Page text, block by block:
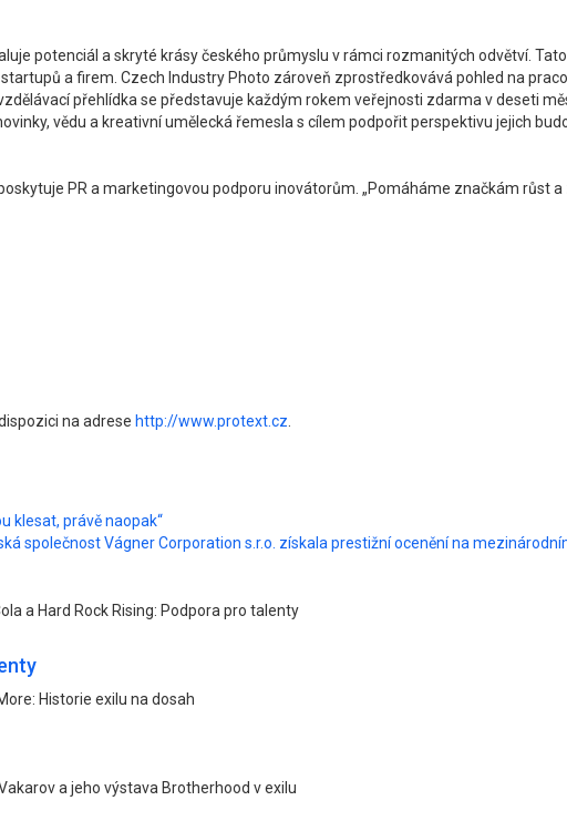
potenciál a skryté krásy českého průmyslu v rámci rozmanitých odvětví.
a firem. Czech Industry Photo zároveň zprostředkovává pohled na
přehlídka se představuje každým rokem veřejnosti zdarma v deseti
vědu a kreativní umělecká řemesla s cílem podpořit perspektivu jejich
PR a marketingovou podporu inovátorům. „Pomáháme značkám růst a
na adrese http://www.protext.cz.
klesat, právě naopak“
společnost Vágner Corporation s.r.o. získala prestižní ocenění na